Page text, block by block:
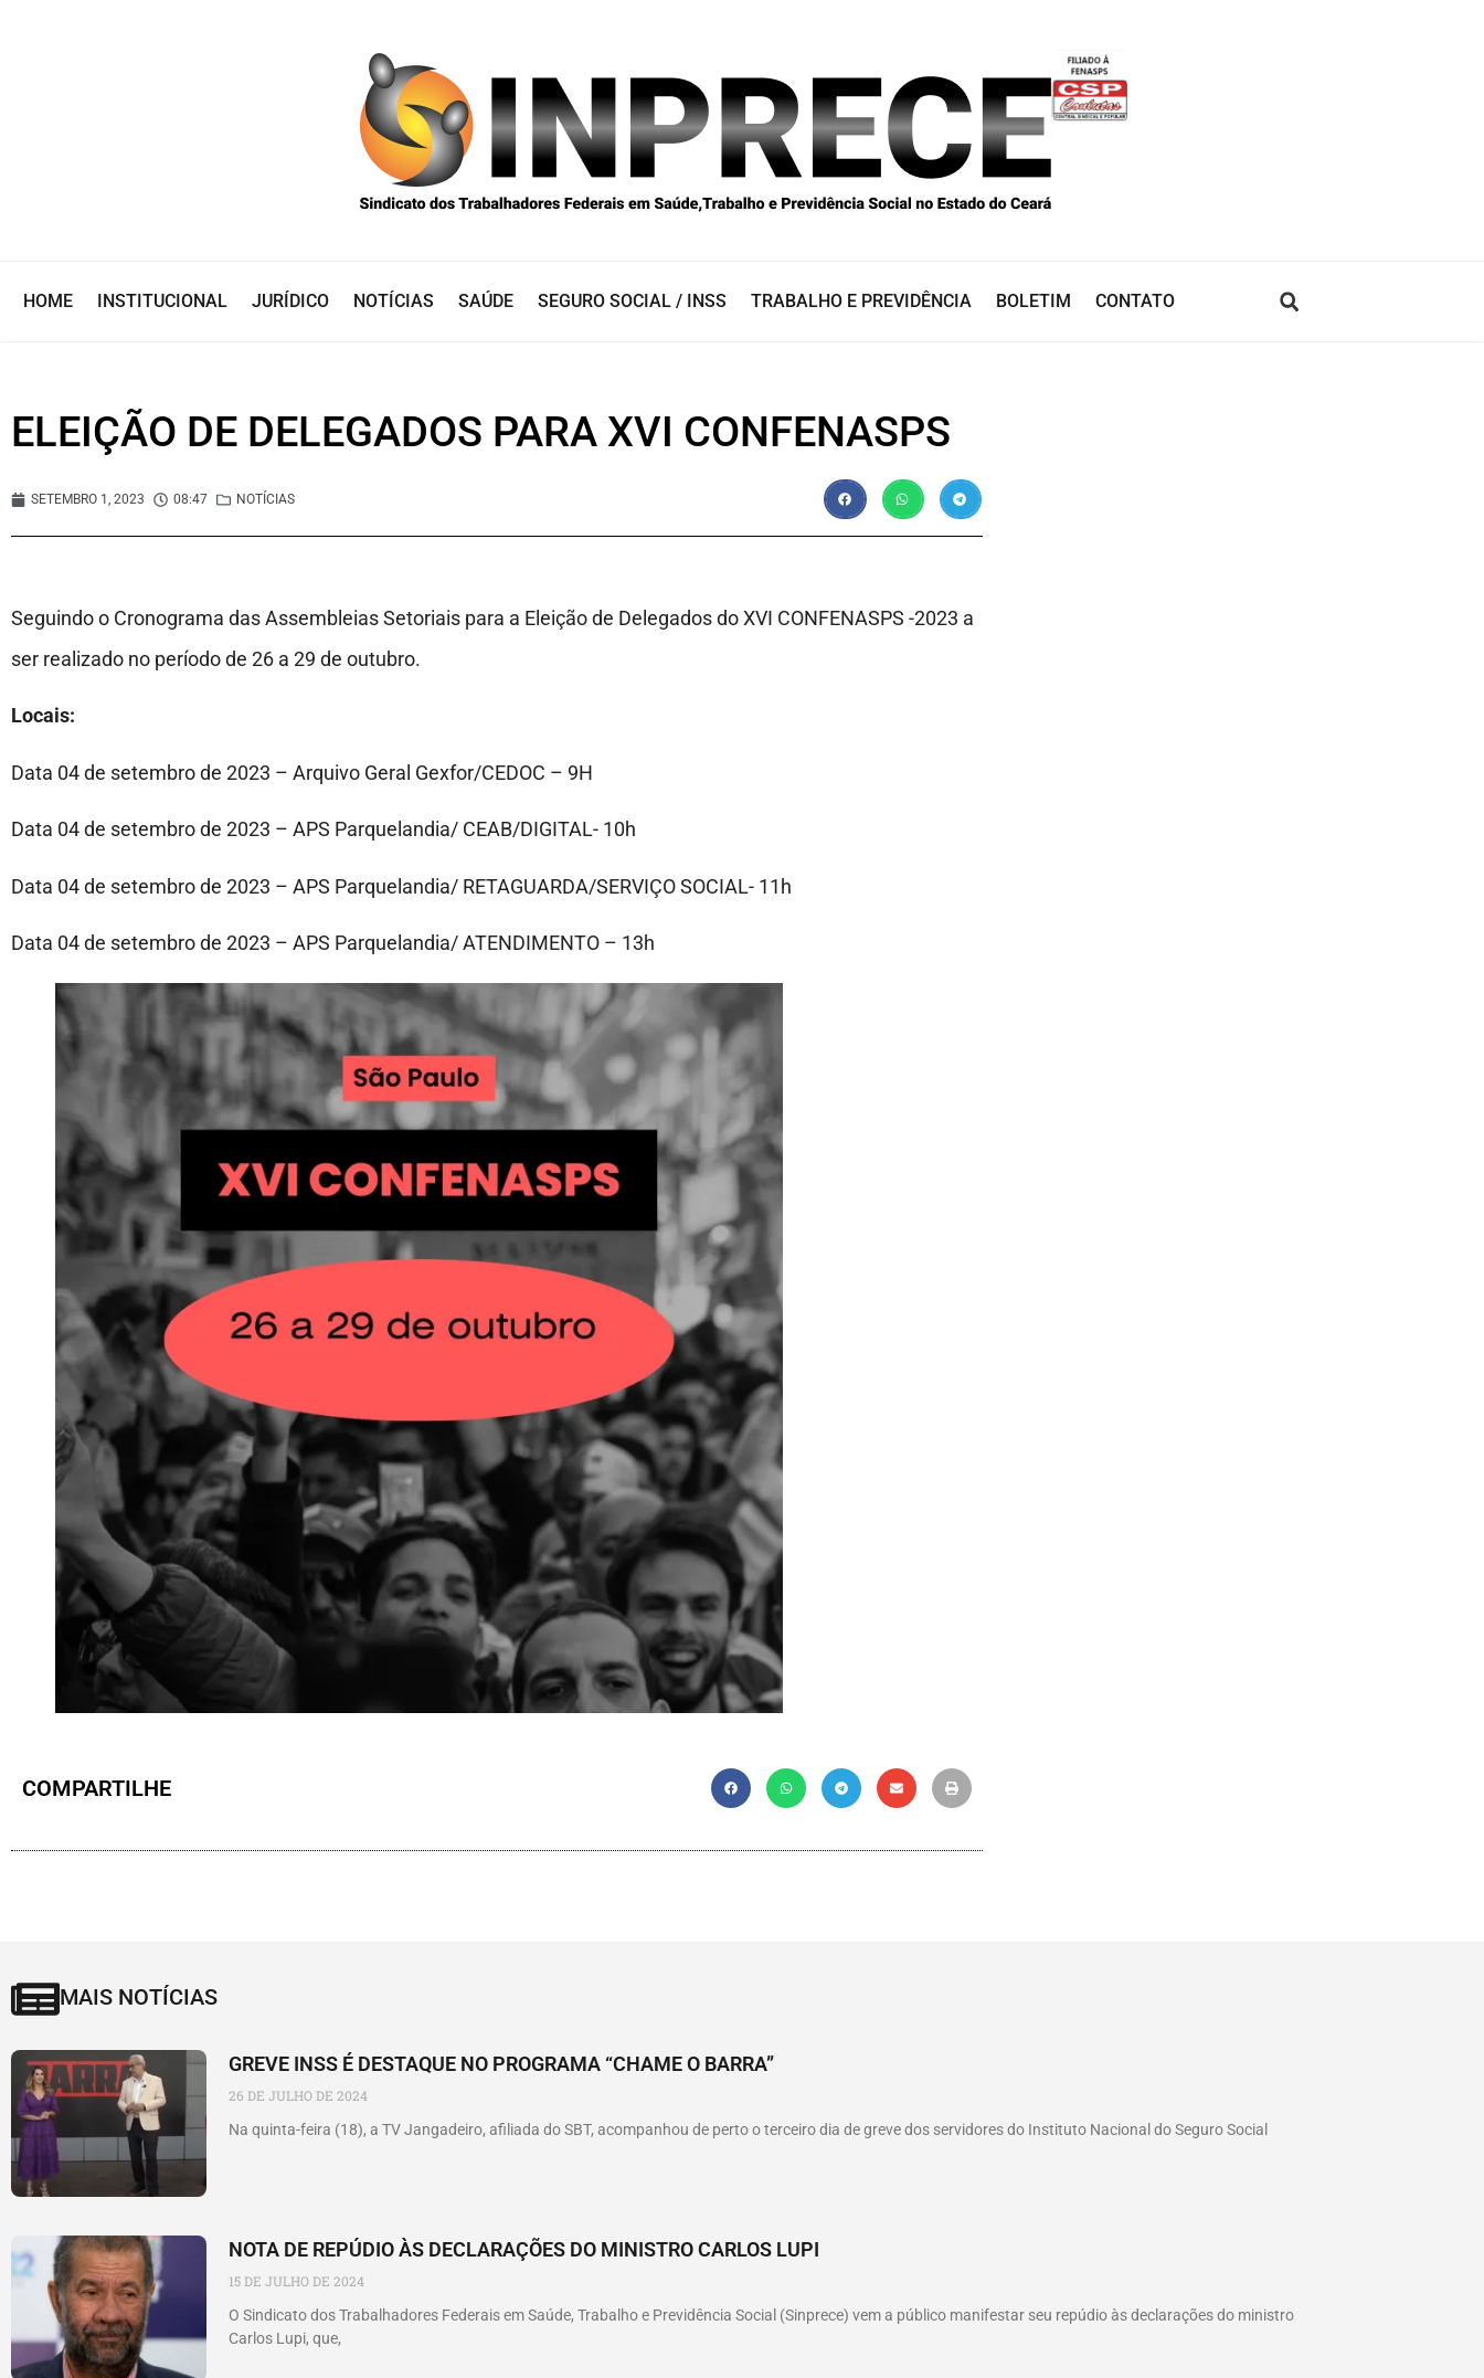
HOME INSTITUCIONAL JURÍDICO NOTÍCIAS SAÚDE SEGURO SOCIAL / INSS TRABALHO E PREVIDÊNCIA BOLETIM CONTATO
ELEIÇÃO DE DELEGADOS PARA XVI CONFENASPS
SETEMBRO 1, 2023 08:47 NOTÍCIAS
Seguindo o Cronograma das Assembleias Setoriais para a Eleição de Delegados do XVI CONFENASPS -2023 a
ser realizado no período de 26 a 29 de outubro.
Locais:
Data 04 de setembro de 2023 – Arquivo Geral Gexfor/CEDOC – 9H
Data 04 de setembro de 2023 – APS Parquelandia/ CEAB/DIGITAL- 10h
Data 04 de setembro de 2023 – APS Parquelandia/ RETAGUARDA/SERVIÇO SOCIAL- 11h
Data 04 de setembro de 2023 – APS Parquelandia/ ATENDIMENTO – 13h
COMPARTILHE
MAIS NOTÍCIAS
GREVE INSS É DESTAQUE NO PROGRAMA “CHAME O BARRA”
26 DE JULHO DE 2024
Na quinta-feira (18), a TV Jangadeiro, afiliada do SBT, acompanhou de perto o terceiro dia de greve dos servidores do Instituto Nacional do Seguro Social
NOTA DE REPÚDIO ÀS DECLARAÇÕES DO MINISTRO CARLOS LUPI
15 DE JULHO DE 2024
O Sindicato dos Trabalhadores Federais em Saúde, Trabalho e Previdência Social (Sinprece) vem a público manifestar seu repúdio às declarações do ministro
Carlos Lupi, que,